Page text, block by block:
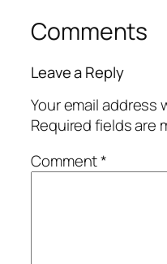
Comments
Leave a Reply
Your email address
Required fields are
Comment*